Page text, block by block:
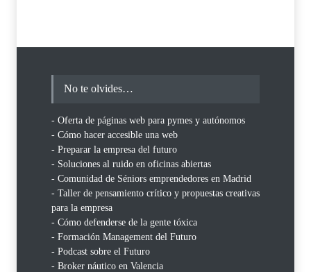
No te olvides…
- Oferta de páginas web para pymes y autónomos
- Cómo hacer accesible una web
- Preparar la empresa del futuro
- Soluciones al ruido en oficinas abiertas
- Comunidad de Séniors emprendedores en Madrid
- Taller de pensamiento crítico y propuestas creativas
para la empresa
- Cómo defenderse de la gente tóxica
- Formación Management del Futuro
- Podcast sobre el Futuro
- Broker náutico en Valencia